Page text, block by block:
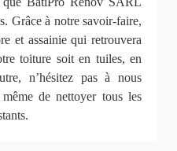
Grâce à notre savoir-faire,
et assainie qui retrouvera
toiture soit en tuiles, en
n’hésitez pas à nous
de nettoyer tous les